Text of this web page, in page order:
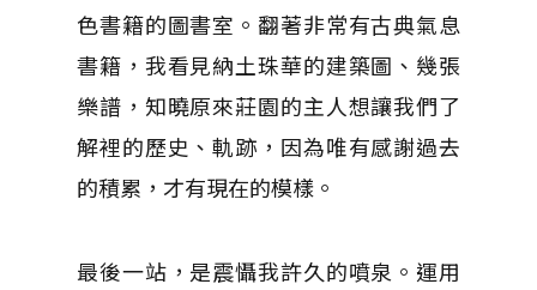
色書籍的圖書室。翻著非常有古典氣息
書籍，我看見納土珠華的建築圖、幾張
樂譜，知曉原來莊園的主人想讓我們了
解裡的歷史、軌跡，因為唯有感謝過去
的積累，才有現在的模樣。
最後一站，是震懾我許久的噴泉。運用